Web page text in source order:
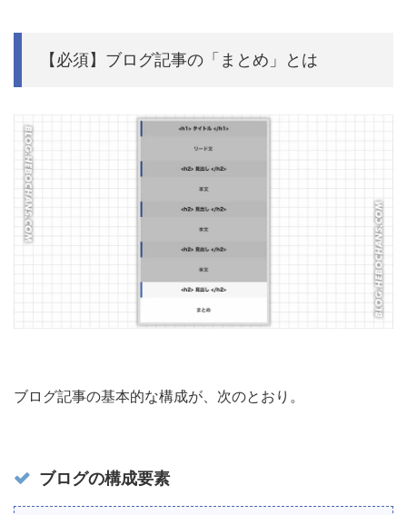
【必須】ブログ記事の「まとめ」とは
ブログ記事の基本的な構成が、次のとおり。
ブログの構成要素